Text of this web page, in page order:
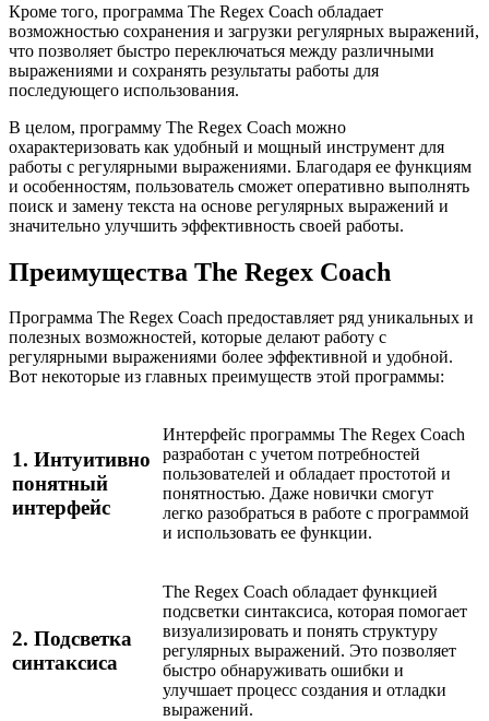
Кроме того, программа The Regex Coach обладает
возможностью сохранения и загрузки регулярных выражений,
что позволяет быстро переключаться между различными
выражениями и сохранять результаты работы для
последующего использования.
В целом, программу The Regex Coach можно
охарактеризовать как удобный и мощный инструмент для
работы с регулярными выражениями. Благодаря ее функциям
и особенностям, пользователь сможет оперативно выполнять
поиск и замену текста на основе регулярных выражений и
значительно улучшить эффективность своей работы.
Преимущества The Regex Coach
Программа The Regex Coach предоставляет ряд уникальных и
полезных возможностей, которые делают работу с
регулярными выражениями более эффективной и удобной.
Вот некоторые из главных преимуществ этой программы:
1. Интуитивно
понятный
интерфейс
Интерфейс программы The Regex Coach
разработан с учетом потребностей
пользователей и обладает простотой и
понятностью. Даже новички смогут
легко разобраться в работе с программой
и использовать ее функции.
2. Подсветка
синтаксиса
The Regex Coach обладает функцией
подсветки синтаксиса, которая помогает
визуализировать и понять структуру
регулярных выражений. Это позволяет
быстро обнаруживать ошибки и
улучшает процесс создания и отладки
выражений.